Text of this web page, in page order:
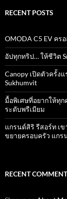
RECENT POSTS
OMODA C5 EV คร
อัปทุกทริป… ให้ชีวิต
Canopy เปิดตัวครั้ง
Sukhumvit
มื้อพิเศษที่อยากให้ทุ
ระดับพรีเมียม
แกรนด์สิริ​ รีสอร์ท​ เ
ขยายครอบครัว แกร
RECENT